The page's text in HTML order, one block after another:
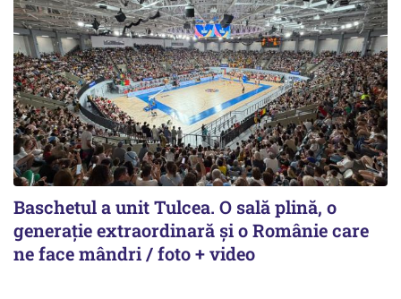
Baschetul a unit Tulcea. O sală plină, o
generație extraordinară și o Românie care
ne face mândri / foto + video